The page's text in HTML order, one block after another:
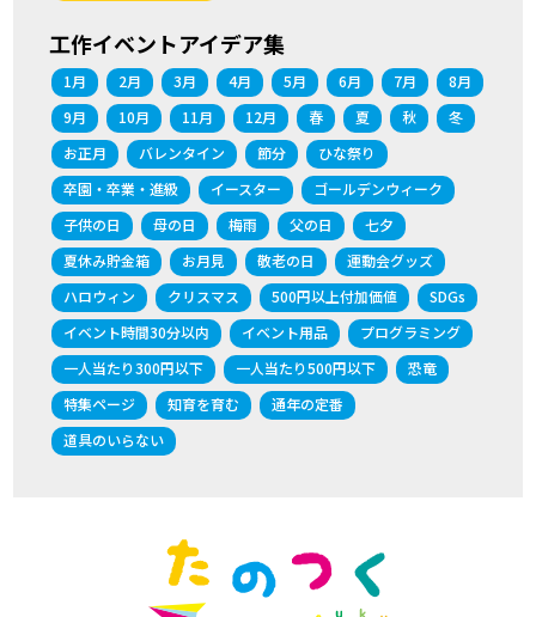
工作イベントアイデア集
1月 2月 3月 4月 5月 6月 7月
8月
9月
10月 11月 12月 春 夏 秋
冬
お正月
バレンタイン 節分
ひな祭り
卒園・卒業・進級
イースター
ゴールデンウィーク
子供の日
母の日 梅雨 父の日
七夕
夏休み貯金箱
お月見 敬老の日
運動会グッズ
ハロウィン
クリスマス 500円以上付加価値
SDGs
イベント時間30分以内
イベント用品
プログラミング
一人当たり300円以下
一人当たり500円以下
恐竜
特集ページ
知育を育む
通年の定番
道具のいらない